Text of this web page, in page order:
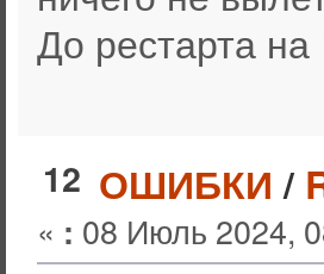
До рестарта
12 ОШИБКИ /
« : 08 Июль 2024,